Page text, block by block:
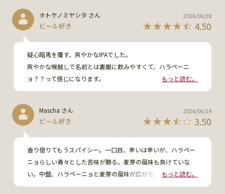
ホトケノミヤシタ さん
ビール好き 4.50
2026/06/28
疑心暗鬼を覆す、爽やかなIPAでした。
爽やかな喉越しで名前とは裏腹に飲みやすくて、ハラペーニ
ョ？？って感じになります。
しばらくしてから微香ながらハラペーニョの存在を感じること
した。写真撮り忘れてすぐ空っぽになってしまった。
もっと読む。
Mascha さん
ビール好き 3.50
2026/06/19
香り借りてもうスパイシー。一口目、辛いは辛いが、ハラペー
ニョらしい青々とした苦味が勝る。麦芽の風味も負けていな
い。中盤、ハラペーニョと麦芽の風味が広がる。酸味はほぼな
く、甘苦い感じ。終盤、IPAらしい濃厚な麦芽の風味がある
もっと読む。